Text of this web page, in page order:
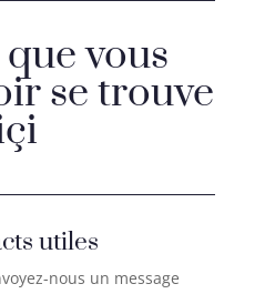
vous
se trouve
utiles
nous un message